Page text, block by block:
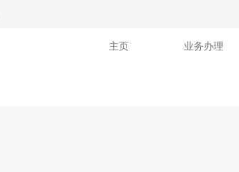
主页 业务办理